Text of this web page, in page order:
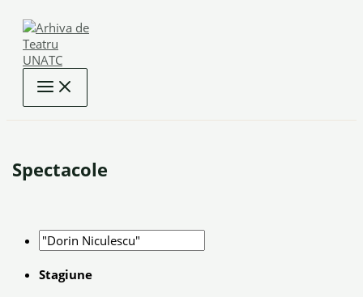
content
Spectacole
Stagiune